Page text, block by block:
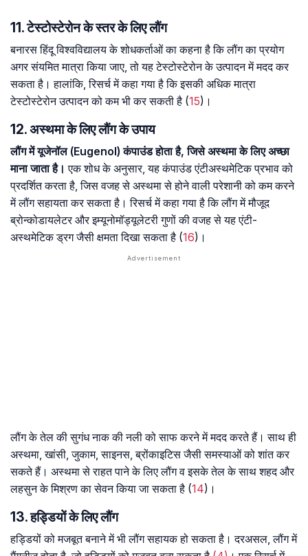
11. टेस्टोस्टेरोन के स्तर के लिए लौंग
बनारस हिंदू विश्वविद्यालय के शोधकर्ताओं का कहना है कि लौंग का प्रयोग
अगर संयमित मात्रा किया जाए, तो यह टेस्टोस्टेरोन के उत्पादन में मदद कर
सकता है। हालांकि, रिसर्च में कहा गया है कि इसकी अधिक मात्रा
टेस्टोस्टेरोन उत्पादन को कम भी कर सकती है (15)।
12. अस्थमा के लिए लौंग के उपाय
लौंग में यूजेनॉल (Eugenol) कंपाउंड होता है, जिसे अस्थमा के लिए अच्छा
माना जाता है। एक शोध के अनुसार, यह कंपाउंड एंटीअस्थमेटिक प्रभाव को
प्रदर्शित करता है, जिस वजह से अस्थमा से होने वाली परेशानी को कम करने
में लौंग सहायता कर सकता है। रिसर्च में कहा गया है कि लौंग में मौजूद
ब्रोन्कोडायलेटर और इम्यूनोमॉड्यूलेटरी गुणों की वजह से यह एंटी-
अस्थमेटिक ड्रग जैसी क्षमता दिखा सकता है (16)।
लौंग के तेल की सुगंध नाक की नली को साफ करने में मदद करते हैं। साथ ही
अस्थमा, खांसी, जुकाम, साइनस, ब्रोंकाइटिस जैसी समस्याओं को शांत कर
सकते हैं। अस्थमा से राहत पाने के लिए लौंग व इसके तेल के साथ शहद और
लहसुन के मिश्रण का सेवन किया जा सकता है (14)।
13. हड्डियों के लिए लौंग
हड्डियों को मजबूत बनाने में भी लौंग सहायक हो सकता है। दरअसल, लौंग में